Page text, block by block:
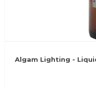
Algam Lighting -